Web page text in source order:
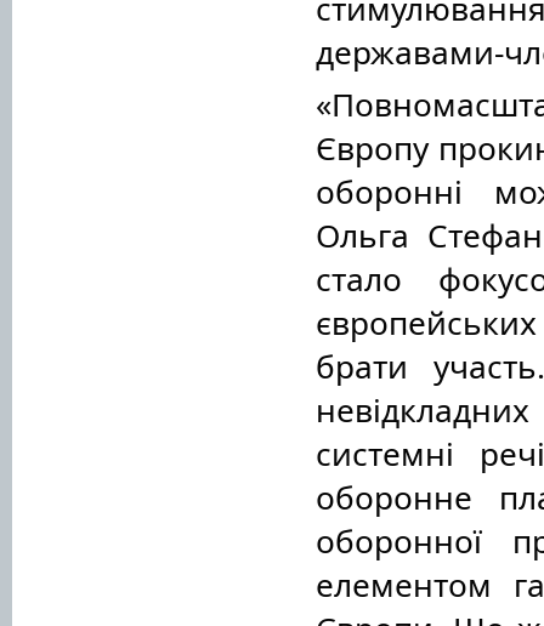
державами-
Європу
оборонні
Ольга
стало
брати
системні
оборонне
оборонної
елементом